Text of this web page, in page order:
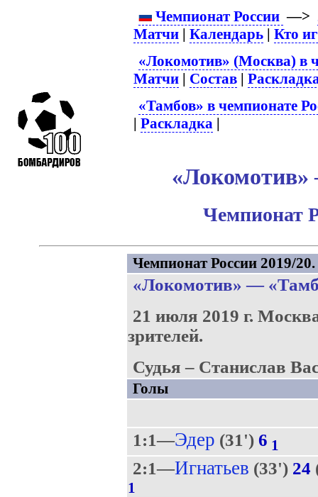
Чемпионат России —>
Матчи |Календарь |Кто
«Локомотив» (Москва) в
Матчи | Состав |
«Тамбов» в чемпионате
|Раскладка |
«Локомотив»
Чемпионат
Чемпионат России 2019/
«Локомотив» —
21 июля 2019 г.
зрителей.
Судья – Станислав
Голы
1:1—Эдер (31') 6 1
2:1—Игнатьев (33') 24
1